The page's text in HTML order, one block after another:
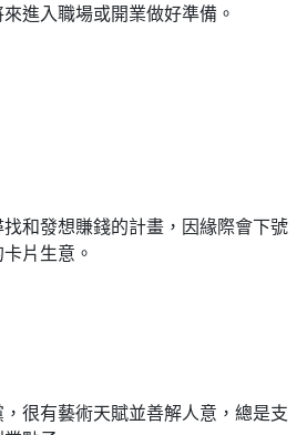
進入職場或開業做好準備。
和發想賺錢的計畫，因緣際會下號
片生意。
很有藝術天賦並善解人意，總是支